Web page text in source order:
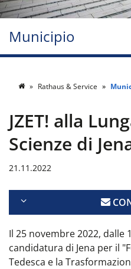
Municipio
Rathaus & Service
JZET! alla
Scienze di
21.11.2022
Il 25 novembre 2022, dalle
candidatura di Jena per il
Tedesca e la